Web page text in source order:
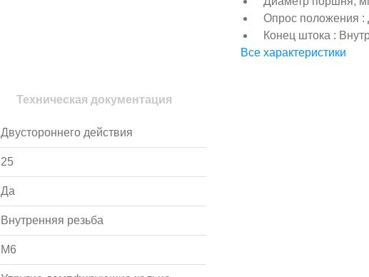
Опрос положения :
Конец штока :
Все характеристики
Техническая документация
Двустороннего действия
25
Да
Внутренняя резьба
M6